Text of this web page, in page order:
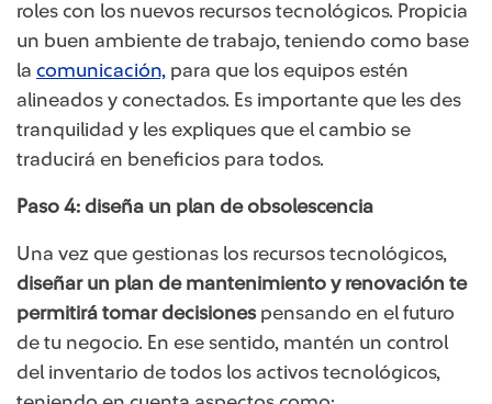
roles con los nuevos recursos tecnológicos. Propicia
un buen ambiente de trabajo, teniendo como base
la comunicación, para que los equipos estén
alineados y conectados. Es importante que les des
tranquilidad y les expliques que el cambio se
traducirá en beneficios para todos.
Paso 4: diseña un plan de obsolescencia
Una vez que gestionas los recursos tecnológicos,
diseñar un plan de mantenimiento y renovación te
permitirá tomar decisionespensando en el futuro
de tu negocio. En ese sentido, mantén un control
del inventario de todos los activos tecnológicos,